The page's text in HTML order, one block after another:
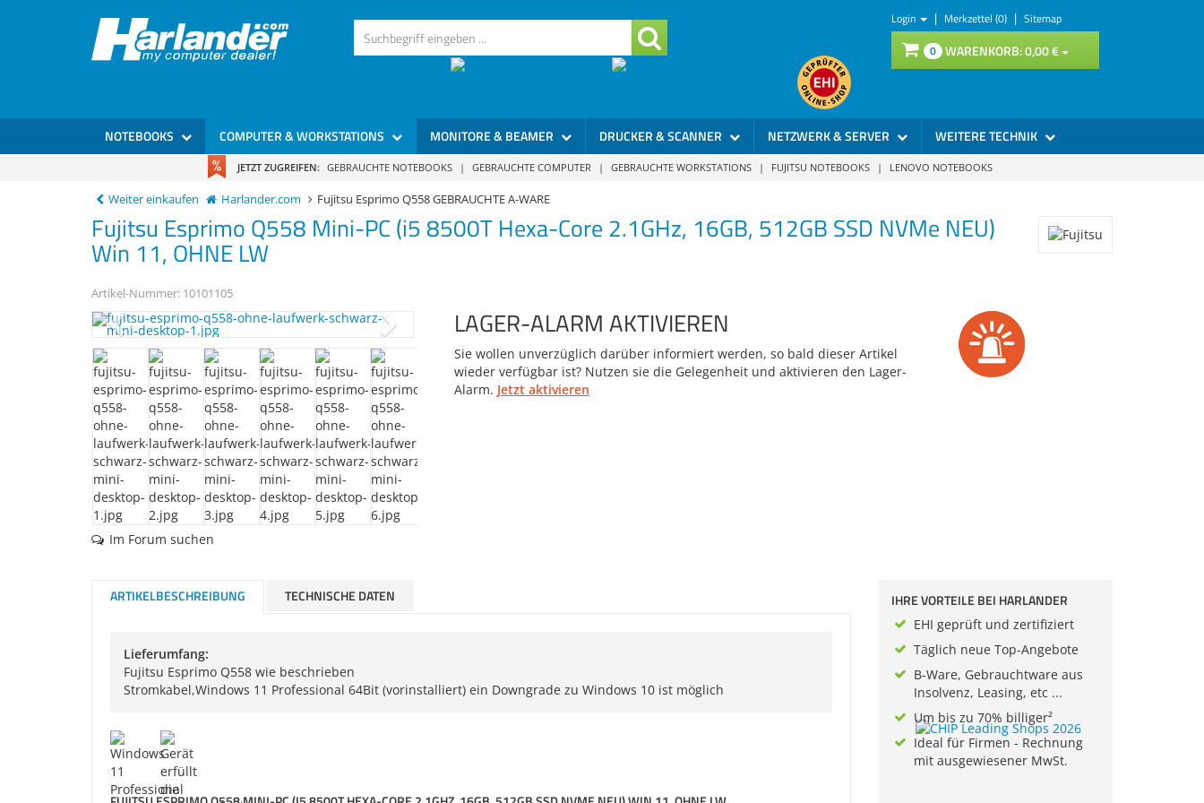
Login | Merkzettel (0) | Sitemap
0 WARENKORB:0,00€
NOTEBOOKS COMPUTER & WORKSTATIONS MONITORE & BEAMER DRUCKER & SCANNER NETZWERK & SERVER WEITERE TECHNIK
JETZT ZUGREIFEN: GEBRAUCHTE NOTEBOOKS | GEBRAUCHTE COMPUTER | GEBRAUCHTE WORKSTATIONS | FUJITSU NOTEBOOKS | LENOVO NOTEBOOKS
Weiter einkaufen Harlander.com Fujitsu Esprimo Q558 GEBRAUCHTE A-WARE
Fujitsu Esprimo Q558 Mini-PC (i5 8500T Hexa-Core 2.1GHz, 16GB, 512GB SSD NVMe NEU)
Win 11, OHNE LW
Artikel-Nummer: 10101105
Im Forum suchen
LAGER-ALARM AKTIVIEREN
Sie wollen unverzüglich darüber informiert werden, so bald dieser Artikel
wieder verfügbar ist? Nutzen sie die Gelegenheit und aktivieren den Lager-
Alarm. Jetzt aktivieren
ARTIKELBESCHREIBUNG TECHNISCHE DATEN
Lieferumfang:
Fujitsu Esprimo Q558 wie beschrieben
Stromkabel,Windows 11 Professional 64Bit (vorinstalliert) ein Downgrade zu Windows 10 ist möglich
IHRE VORTEILE BEI HARLANDER
EHI geprüft und zertifiziert
Täglich neue Top-Angebote
B-Ware, Gebrauchtware aus
Insolvenz, Leasing, etc ...
Um bis zu 70% billiger²
Ideal für Firmen - Rechnung
mit ausgewiesener MwSt.